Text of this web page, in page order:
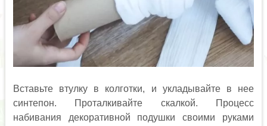
Вставьте втулку в колготки, и укладывайте в нее
синтепон. Проталкивайте скалкой. Процесс
набивания декоративной подушки своими руками